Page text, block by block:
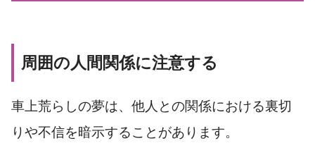
周囲の人間関係に注意する
車上荒らしの夢は、他人との関係における裏切
りや不信を暗示することがあります。